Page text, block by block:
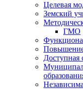
Целевая
Земский
ГМО
Доступная